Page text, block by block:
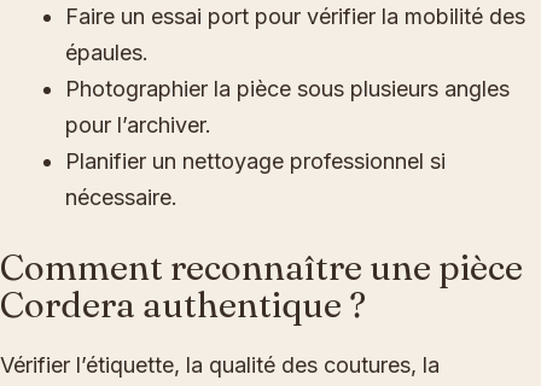
Faire un essai port pour vérifier la mobilité des
épaules.
Photographier la pièce sous plusieurs angles
pour l’archiver.
Planifier un nettoyage professionnel si
nécessaire.
Comment reconnaître une pièce
Cordera authentique ?
Vérifier l’étiquette, la qualité des coutures, la